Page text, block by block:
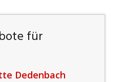
für
Dedenbach